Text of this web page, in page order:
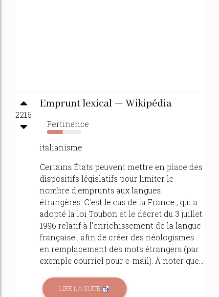
2216
Emprunt lexical — Wikipédia
Pertinence
46%
italianisme
Certains États peuvent mettre en place des
dispositifs législatifs pour limiter le
nombre d'emprunts aux langues
étrangères. C'est le cas de la France , qui a
adopté la loi Toubon et le décret du 3 juillet
1996 relatif à l'enrichissement de la langue
française , afin de créer des néologismes
en remplacement des mots étrangers (par
exemple courriel pour e-mail). À noter que...
LIRE LA SUITE